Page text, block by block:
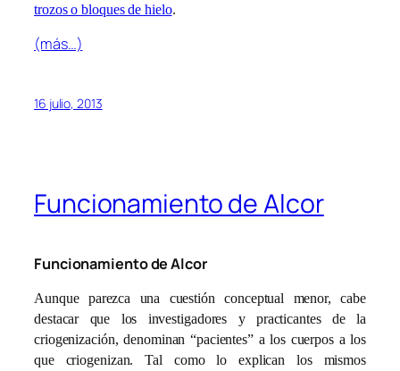
trozos o bloques de hielo.
(más…)
16 julio, 2013
Funcionamiento de Alcor
Funcionamiento de Alcor
Aunque parezca una cuestión conceptual menor, cabe
destacar que los investigadores y practicantes de la
criogenización, denominan “pacientes” a los cuerpos a los
que criogenizan. Tal como lo explican los mismos